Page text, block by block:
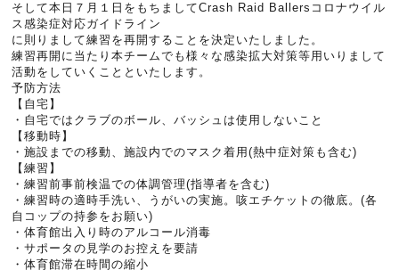
そして本日７月１日をもちましてCrash Raid Ballersコロナウイル
ス感染症対応ガイドライン
に則りまして練習を再開することを決定いたしました。
練習再開に当たり本チームでも様々な感染拡大対策等用いりまして
活動をしていくことといたします。
予防方法
【自宅】
・自宅ではクラブのボール、バッシュは使用しないこと
【移動時】
・施設までの移動、施設内でのマスク着用(熱中症対策も含む)
【練習】
・練習前事前検温での体調管理(指導者を含む)
・練習時の適時手洗い、うがいの実施。咳エチケットの徹底。(各
自コップの持参をお願い)
・体育館出入り時のアルコール消毒
・サポータの見学のお控えを要請
・体育館滞在時間の縮小